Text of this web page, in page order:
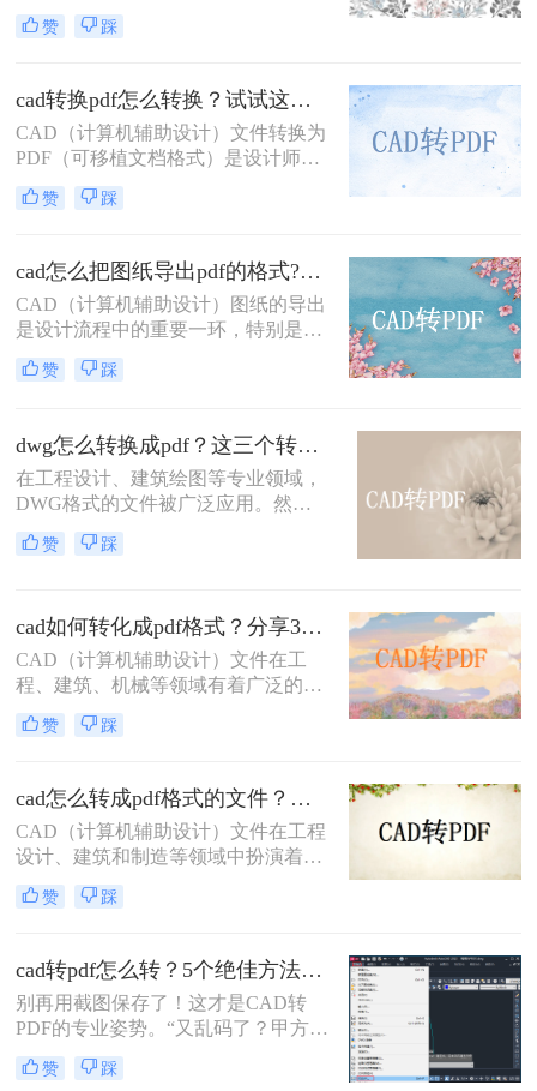
格式便于查看、分享和打印。那么cad
转pdf怎么转免费呢？本文将介绍两种
松完成CAD转PDF的任务。
赞 踩
cad转换pdf怎么转换？试试这二种实用方法！
CAD（计算机辅助设计）文件转换为
PDF（可移植文档格式）是设计师和
工程师在日常工作中经常遇到的需
求。PDF格式因其良好的兼容性和易
作伙伴交流的理想选择。那么cad转换
pdf怎么转换呢？本文将介绍两种将
CAD文件转换为PDF的高效方法。
赞 踩
cad怎么把图纸导出pdf的格式?了解下这二种转换方法！
CAD（计算机辅助设计）图纸的导出
是设计流程中的重要一环，特别是在
需要将设计成果与他人共享或进行打
印时，PDF格式因其跨平台兼容性和
把图纸导出pdf的格式呢？本文将介绍
两种将CAD图纸导出为PDF格式的方
法。
赞 踩
dwg怎么转换成pdf？这三个转换方法了解一下！
在工程设计、建筑绘图等专业领域，
DWG格式的文件被广泛应用。然
而，在某些情况下，我们可能需要将
其转换为PDF格式，以便更方便地共
换成PDF的方法。
赞 踩
cad如何转化成pdf格式？分享3个操作简单的方法！
CAD（计算机辅助设计）文件在工
程、建筑、机械等领域有着广泛的应
用，但有时候我们需要将这些文件转
换成PDF格式以便分享、查看或打
本文将介绍三种将CAD文件转换成
PDF的方法。
赞 踩
cad怎么转成pdf格式的文件？分享二种实用转换方法！
CAD（计算机辅助设计）文件在工程
设计、建筑和制造等领域中扮演着至
关重要的角色。然而，有时需要将
CAD文件转换为PDF格式以便于共
pdf格式的文件呢？本文将介绍两种将
CAD转换为PDF的方法。
赞 踩
cad转pdf怎么转？5个绝佳方法，工程师私藏技巧公开！
别再用截图保存了！这才是CAD转
PDF的专业姿势。“又乱码了？甲方说
图纸打不开！” 这是许多设计师和工
程师在交付文件时最怕听到的一句
赞 踩